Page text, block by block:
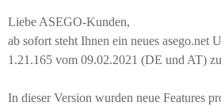
Liebe ASEGO-Kunden,
ab sofort steht Ihnen ein neues asego.net
1.21.165 vom 09.02.2021 (DE und AT)
In dieser Version wurden neue Features